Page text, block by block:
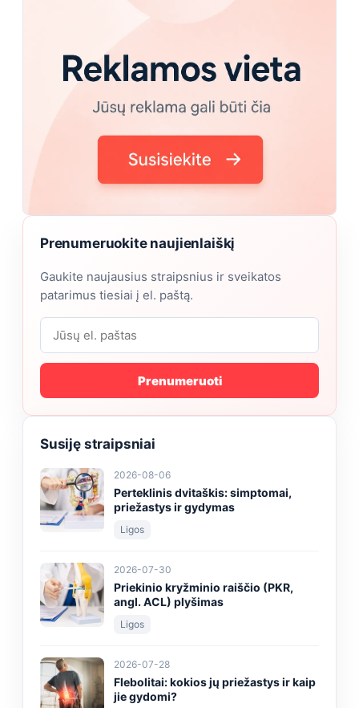
Prenumeruokite naujienlaiškį
Gaukite naujausius straipsnius ir sveikatos
patarimus tiesiai į el. paštą.
Prenumeruoti
Susiję straipsniai
2026-08-06
Perteklinis dvitaškis: simptomai,
priežastys ir gydymas
Ligos
2026-07-30
Priekinio kryžminio raiščio (PKR,
angl. ACL) plyšimas
Ligos
2026-07-28
Flebolitai: kokios jų priežastys ir kaip
jie gydomi?